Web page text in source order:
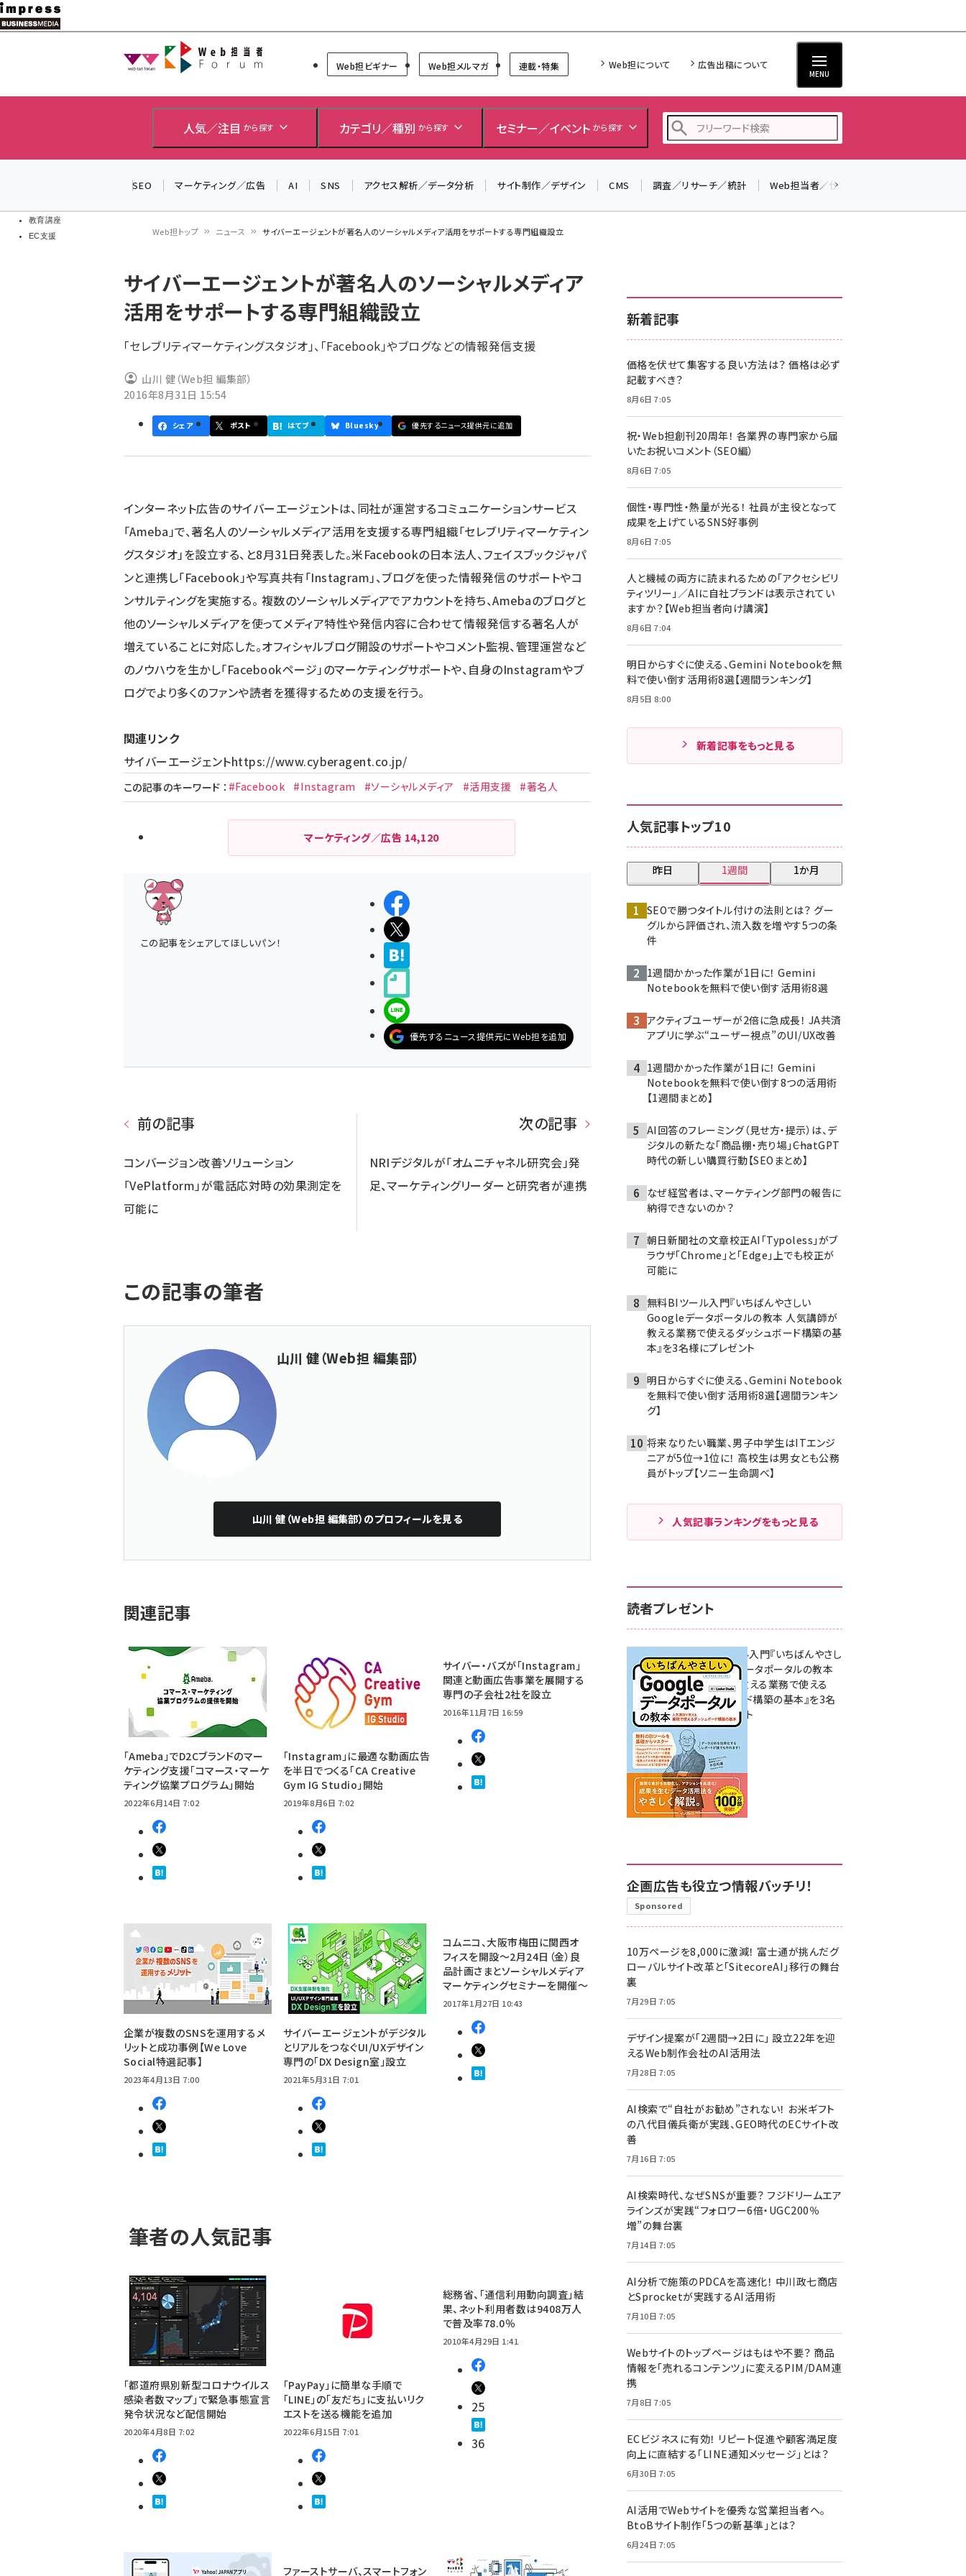
メ
イ
教育講座
EC支援
Web担当者Forum
Web担ビギナー Web担メルマガ 連載・特集 Web担について 広告出稿について
MENU
人気／注目 から探す カテゴリ／種別 から探す セミナー／イベント から探す
z世代 (1622)
meo (1275)
SEO マーケティング／広告 AI SNS アクセス解析／データ分析 サイト制作／デザイン CMS 調査／リサーチ／統計 Web担当者／仕事
ン
く
ず
Web担トップ ニュース サイバーエージェントが著名人のソーシャルメディア活用をサポートする専門組織設立
サイバーエージェントが著名人のソーシャルメディア
活用をサポートする専門組織設立
「セレブリティマーケティングスタジオ」、「Facebook」やブログなどの情報発信支援
山川 健（Web担 編集部）
2016年8月31日 15:54
シェア ポスト はてブ Bluesky 優先するニュース提供元に追加
インターネット広告のサイバーエージェントは、同社が運営するコミュニケーションサービス
「Ameba」で、著名人のソーシャルメディア活用を支援する専門組織「セレブリティマーケティン
グスタジオ」を設立する、と8月31日発表した。米Facebookの日本法人、フェイスブックジャパ
ンと連携し「Facebook」や写真共有「Instagram」、ブログを使った情報発信のサポートやコ
ンサルティングを実施する。 複数のソーシャルメディアでアカウントを持ち、Amebaのブログと
他のソーシャルメディアを使ってメディア特性や発信内容に合わせて情報発信する著名人が
増えていることに対応した。オフィシャルブログ開設のサポートやコメント監視、管理運営など
のノウハウを生かし「Facebookページ」のマーケティングサポートや、自身のInstagramやブ
ログでより多くのファンや読者を獲得するための支援を行う。
関連リンク
サイバーエージェントhttps://www.cyberagent.co.jp/
この記事のキーワード ： #Facebook #Instagram #ソーシャルメディア #活用支援 #著名人
マーケティング／広告 14,120
この記事をシェアしてほしいパン！
シェアする
ポストする
LINEで送る
優先するニュース提供元にWeb担を追加
前の記事
コンバージョン改善ソリューション
「VePlatform」が電話応対時の効果測定を
可能に
次の記事
NRIデジタルが「オムニチャネル研究会」発
足、マーケティングリーダーと研究者が連携
この記事の筆者
山川 健（Web担 編集部）
山川 健（Web担 編集部） のプロフィールを見る
関連記事
「Ameba」でD2Cブランドのマー
ケティング支援「コマース・マーケ
ティング協業プログラム」開始
2022年6月14日 7:02
「Instagram」に最適な動画広告
を半日でつくる「CA Creative
Gym IG Studio」開始
2019年8月6日 7:02
サイバー・バズが「Instagram」
関連と動画広告事業を展開する
専門の子会社2社を設立
2016年11月7日 16:59
企業が複数のSNSを運用するメ
リットと成功事例【We Love
Social特選記事】
2023年4月13日 7:00
サイバーエージェントがデジタル
とリアルをつなぐUI/UXデザイン
専門の「DX Design室」設立
2021年5月31日 7:01
コムニコ、大阪市梅田に関西オ
フィスを開設～2月24日（金）良
品計画さまとソーシャルメディア
マーケティングセミナーを開催～
2017年1月27日 10:43
筆者の人気記事
「都道府県別新型コロナウイルス
感染者数マップ」で緊急事態宣言
発令状況など配信開始
2020年4月8日 7:02
「PayPay」に簡単な手順で
「LINE」の「友だち」に支払いリク
エストを送る機能を追加
2022年6月15日 7:01
総務省、「通信利用動向調査」結
果、ネット利用者数は9408万人
で普及率78.0％
2010年4月29日 1:41
25
36
ファーストサーバ、スマートフォン
新着記事
価格を伏せて集客する良い方法は？ 価格は必ず
記載すべき？
8月6日 7:05
祝・Web担創刊20周年！ 各業界の専門家から届
いたお祝いコメント（SEO編）
8月6日 7:05
個性・専門性・熱量が光る！ 社員が主役となって
成果を上げているSNS好事例
8月6日 7:05
人と機械の両方に読まれるための「アクセシビリ
ティツリー」／AIに自社ブランドは表示されてい
ますか？【Web担当者向け講演】
8月6日 7:04
明日からすぐに使える、Gemini Notebookを無
料で使い倒す活用術8選【週間ランキング】
8月5日 8:00
新着記事をもっと見る
人気記事トップ10
昨日 1週間 1か月
SEOで勝つタイトル付けの法則とは？ グー
グルから評価され、流入数を増やす5つの条
件
1週間かかった作業が1日に！ Gemini
Notebookを無料で使い倒す活用術8選
アクティブユーザーが2倍に急成長！ JA共済
アプリに学ぶ“ユーザー視点”のUI/UX改善
1週間かかった作業が1日に！ Gemini
Notebookを無料で使い倒す8つの活用術
【1週間まとめ】
AI回答のフレーミング（見せ方・提示）は、デ
ジタルの新たな「商品棚・売り場」――ChatGPT
時代の新しい購買行動【SEOまとめ】
なぜ経営者は、マーケティング部門の報告に
納得できないのか？
朝日新聞社の文章校正AI「Typoless」がブ
ラウザ「Chrome」と「Edge」上でも校正が
可能に
無料BIツール入門『いちばんやさしい
Googleデータポータルの教本 人気講師が
教える業務で使えるダッシュボード構築の基
本』を3名様にプレゼント
明日からすぐに使える、Gemini Notebook
を無料で使い倒す活用術8選【週間ランキン
グ】
将来なりたい職業、男子中学生はITエンジ
ニアが5位→1位に！ 高校生は男女とも公務
員がトップ【ソニー生命調べ】
人気記事ランキングをもっと見る
読者プレゼント
無料BIツール入門『いちばんやさし
いGoogleデータポータルの教本
人気講師が教える業務で使える
ダッシュボード構築の基本』を3名
様にプレゼント
7月31日 10:00
企画広告も役立つ情報バッチリ！
Sponsored
10万ページを8,000に激減！ 富士通が挑んだグ
ローバルサイト改革と「SitecoreAI」移行の舞台
裏
7月29日 7:05
デザイン提案が「2週間→2日に」 設立22年を迎
えるWeb制作会社のAI活用法
7月28日 7:05
AI検索で“自社がお勧め”されない！ お米ギフト
の八代目儀兵衛が実践、GEO時代のECサイト改
善
7月16日 7:05
AI検索時代、なぜSNSが重要？ フジドリームエア
ラインズが実践“フォロワー6倍・UGC200％
増”の舞台裏
7月14日 7:05
AI分析で施策のPDCAを高速化！ 中川政七商店
とSprocketが実践するAI活用術
7月10日 7:05
Webサイトのトップページはもはや不要？ 商品
情報を「売れるコンテンツ」に変えるPIM/DAM連
携
7月8日 7:05
ECビジネスに有効！ リピート促進や顧客満足度
向上に直結する「LINE通知メッセージ」とは？
6月30日 7:05
AI活用でWebサイトを優秀な営業担当者へ。
BtoBサイト制作「5つの新基準」とは？
6月24日 7:05